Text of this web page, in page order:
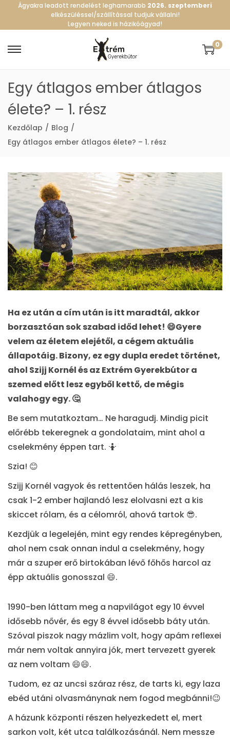
Ágyakra leadott rendelést leghamarabb 2026. szeptemberi
elkészüléssel/szállítással tudjuk vállalni!
Legyen neked is házikóágyad!
0
Egy átlagos ember átlagos
élete? – 1. rész
Kezdőlap / Blog /
Egy átlagos ember átlagos élete? – 1. rész
Ha ez után a cím után is itt maradtál, akkor
borzasztóan sok szabad időd lehet! 😄Gyere
velem az életem elejétől, a cégem aktuális
állapotáig. Bizony, ez egy dupla eredet történet,
ahol Szijj Kornél és az Extrém Gyerekbútor a
szemed előtt lesz egyből kettő, de mégis
valahogy egy. 🤔
Be sem mutatkoztam… Ne haragudj. Mindig picit
előrébb tekeregnek a gondolataim, mint ahol a
cselekmény éppen tart. 🤷
Szia! 😊
Szijj Kornél vagyok és rettentően hálás leszek, ha
csak 1-2 ember hajlandó lesz elolvasni ezt a kis
skiccet rólam, és a célomról, ahová tartok 😎.
Kezdjük a legelején, mint egy rendes képregényben,
ahol nem csak onnan indul a cselekmény, hogy
már a szuper erő birtokában lévő főhős harcol az
épp aktuális gonosszal 😄.
1990-ben láttam meg a napvilágot egy 10 évvel
idősebb nővér, és egy 8 évvel idősebb báty után.
Szóval piszok nagy mázlim volt, hogy apám reflexei
már nem voltak annyira jók, mert tervezett gyerek
az nem voltam 😄😄.
Tudom, ez az uncsi száraz rész, de tarts ki, egy laza
ebéd utáni olvasmánynak nem fogod megbánni!😉
A házunk központi részen helyezkedett el, mert
sarkon volt, két utca találkozásánál. Nem messze